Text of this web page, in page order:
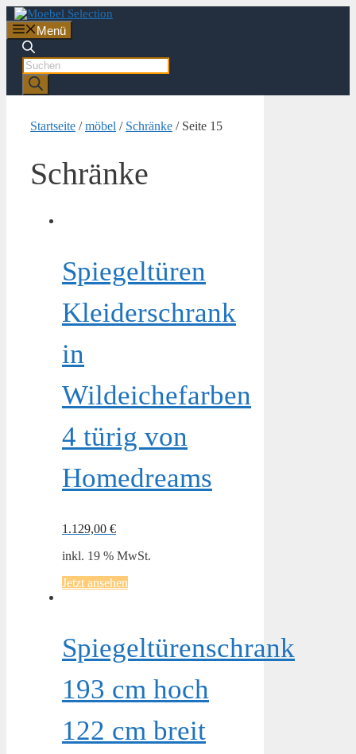
Zum
Inhalt
springen
Menü
Products
search
Startseite /möbel / Schränke / Seite 15
Schränke
Spiegeltüren
Kleiderschrank
in
Wildeichefarben
4 türig von
Homedreams
1.129,00 €
inkl. 19 % MwSt.
Jetzt ansehen
Spiegeltürenschrank
193 cm hoch
122 cm breit